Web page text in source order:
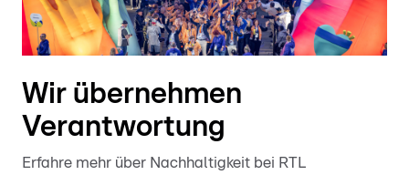
Wir übernehmen
Verantwortung
Erfahre mehr über Nachhaltigkeit bei RTL